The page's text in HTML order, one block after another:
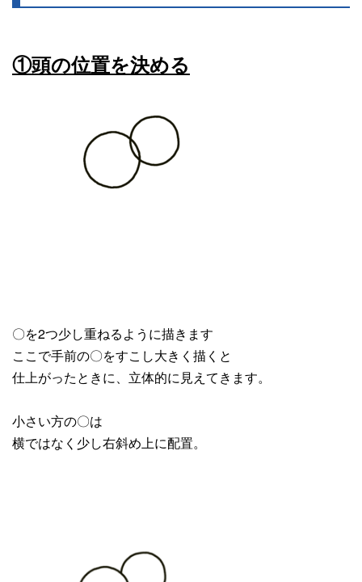
①頭の位置を決める
〇を2つ少し重ねるように描きます
ここで手前の〇をすこし大きく描くと
仕上がったときに、立体的に見えてきます。
小さい方の〇は
横ではなく少し右斜め上に配置。